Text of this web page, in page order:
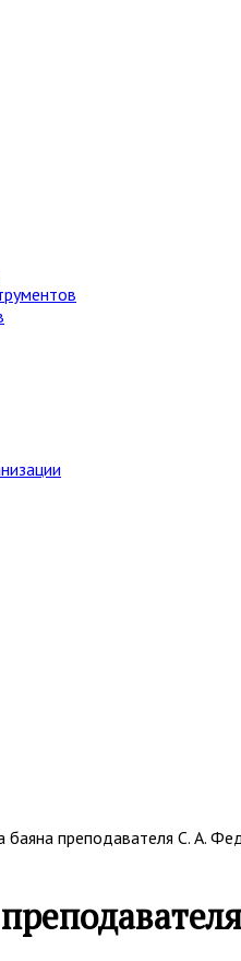
баяна преподавателя С. А.